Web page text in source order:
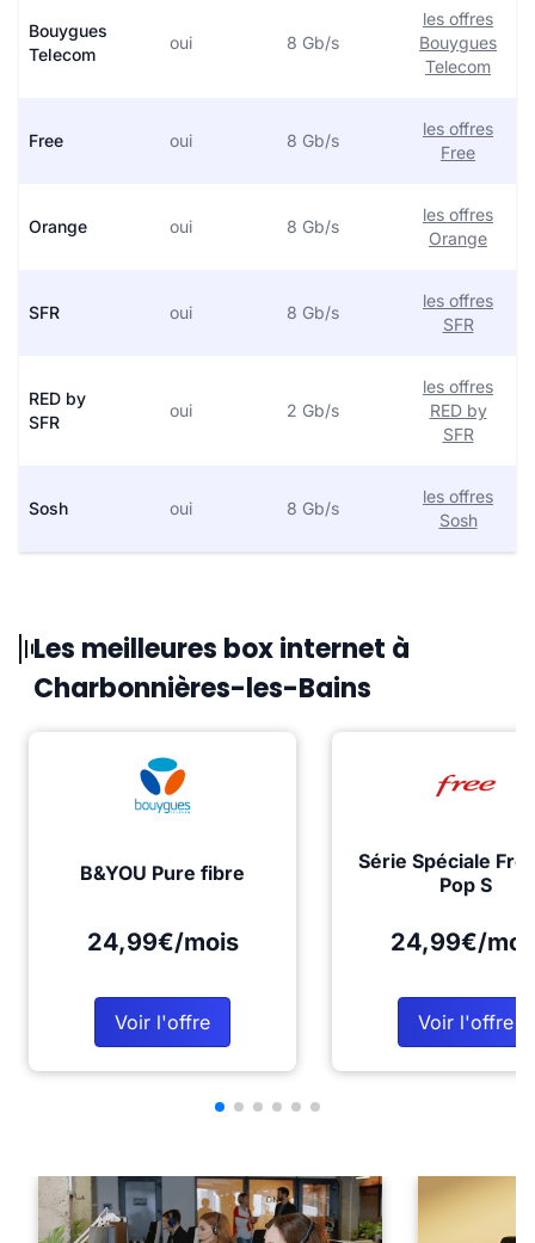
Bouygues
Telecom
oui 8 Gb/s
les offres
Bouygues
Telecom
Free oui 8 Gb/s
les offres
Free
Orange oui 8 Gb/s
les offres
Orange
SFR oui 8 Gb/s
les offres
SFR
RED by
SFR
oui 2 Gb/s
les offres
RED by
SFR
Sosh oui 8 Gb/s
les offres
Sosh
Les meilleures box internet à
Charbonnières-les-Bains
B&YOU Pure fibre
24,99€/mois
Voir l'offre
Série Spéciale
Pop S
24,99€/
Voir l'offre